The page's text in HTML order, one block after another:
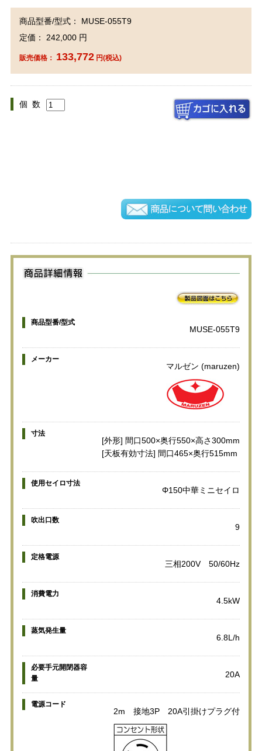
商品型番/型式： MUSE-055T9
定価： 242,000 円
販売価格： 133,772円(税込)
個 数
商品型番/型式
MUSE-055T9
メーカー
マルゼン (maruzen)
寸法
[外形] 間口500×奥行550×高さ300mm
[天板有効寸法] 間口465×奥行515mm
使用セイロ寸法
Φ150中華ミニセイロ
吹出口数
9
定格電源
三相200V 50/60Hz
消費電力
4.5kW
蒸気発生量
6.8L/h
必要手元開閉器容
量
20A
電源コード
2m 接地3P 20A引掛けプラグ付